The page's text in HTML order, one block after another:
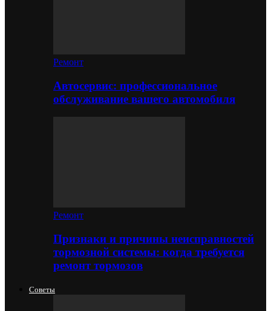
Ремонт
Автосервис: профессиональное
обслуживание вашего автомобиля
Ремонт
Признаки и причины неисправностей
тормозной системы: когда требуется
ремонт тормозов
Советы